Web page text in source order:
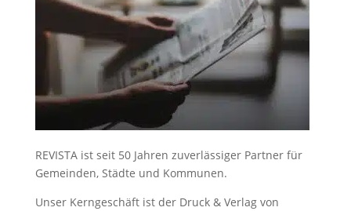
REVISTA ist seit 50 Jahren zuverlässiger Partner für
Gemeinden, Städte und Kommunen.
Unser Kerngeschäft ist der Druck & Verlag von